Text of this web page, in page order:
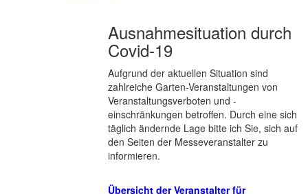
Ausnahmesituation durch
Covid-19
Aufgrund der aktuellen Situation sind
zahlreiche Garten-Veranstaltungen von
Veranstaltungsverboten und -
einschränkungen betroffen. Durch eine sich
täglich ändernde Lage bitte ich Sie, sich auf
den Seiten der Messeveranstalter zu
informieren.
Übersicht der Veranstalter für